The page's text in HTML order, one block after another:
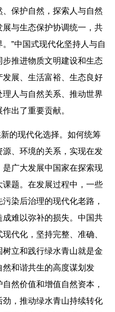
保护自然，探索人与自然
与生态保护协调统一，共
”中国式现代化坚持人与自
推进物质文明建设和生态
展、生活富裕、生态良好
人与自然关系、推动世界
出了重要贡献。
的现代化选择。如何统筹
、环境的关系，实现在发
广大发展中国家在探索现
题。在发展过程中，一些
染后治理的现代化老路，
难以弥补的损失。中国共
代化，坚持完整、准确、
立和践行绿水青山就是金
和谐共生的高度谋划发
然价值和增值自然资本，
，推动绿水青山持续转化